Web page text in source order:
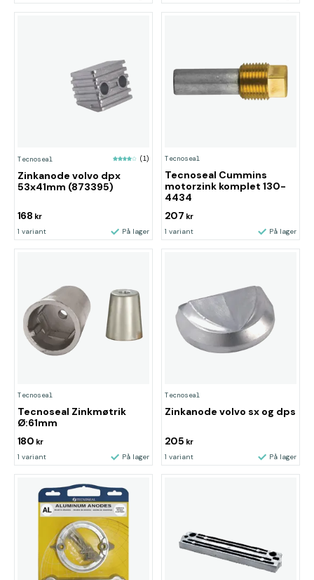
Tecnoseal (1)
Zinkanode volvo dpx
53x41mm (873395)
168 kr
1 variant På lager
Tecnoseal
Tecnoseal Cummins
motorzink komplet 130-
4434
207 kr
1 variant På lager
Tecnoseal
Tecnoseal Zinkmøtrik
Ø:61mm
180 kr
1 variant På lager
Tecnoseal
Zinkanode volvo sx og dps
205 kr
1 variant På lager